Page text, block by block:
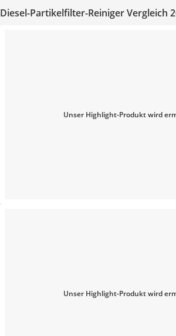
Diesel-Partikelfilter-Reiniger Vergleich
Unser Highlight-Produkt wird
Unser Highlight-Produkt wird